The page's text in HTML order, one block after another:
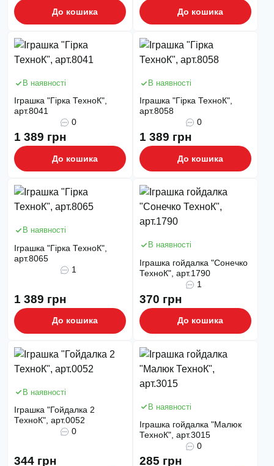
До кошика До кошика
В наявності
Іграшка "Гірка ТехноК",
арт.8041
0
1 389 грн
До кошика
В наявності
Іграшка "Гірка ТехноК",
арт.8058
0
1 389 грн
До кошика
В наявності
Іграшка "Гірка ТехноК",
арт.8065
1
1 389 грн
До кошика
В наявності
Іграшка гойдалка "Сонечко
ТехноК", арт.1790
1
370 грн
До кошика
В наявності
Іграшка "Гойдалка 2
ТехноК", арт.0052
0
344 грн
В наявності
Іграшка гойдалка "Малюк
ТехноК", арт.3015
0
285 грн